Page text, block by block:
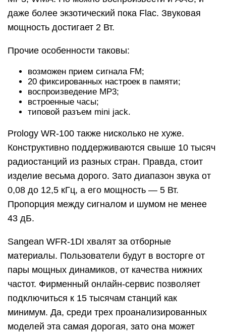
даже более экзотический пока Flac. Звуковая
мощность достигает 2 Вт.
Прочие особенности таковы:
возможен прием сигнала FM;
20 фиксированных настроек в памяти;
воспроизведение MP3;
встроенные часы;
типовой разъем mini jack.
Prology WR-100 также нисколько не хуже.
Конструктивно поддерживаются свыше 10 тысяч
радиостанций из разных стран. Правда, стоит
изделие весьма дорого. Зато диапазон звука от
0,08 до 12,5 кГц, а его мощность — 5 Вт.
Пропорция между сигналом и шумом не менее
43 дБ.
Sangean WFR-1DI хвалят за отборные
материалы. Пользователи будут в восторге от
пары мощных динамиков, от качества нижних
частот. Фирменный онлайн-сервис позволяет
подключиться к 15 тысячам станций как
минимум. Да, среди трех проанализированных
моделей эта самая дорогая, зато она может